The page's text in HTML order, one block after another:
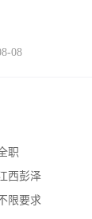
08
职
西彭泽
限要求